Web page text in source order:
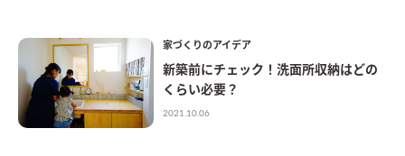
家づくりのアイデア
新築前にチェック！洗面所収納はどの
くらい必要？
2021.10.06